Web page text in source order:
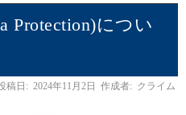
Protection)につい
稿日: 2024年11月2日 作成者: クライム